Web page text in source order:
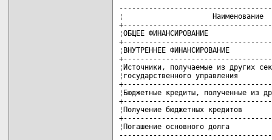
¦
¦ОБЩЕЕ ФИНАНСИРОВАНИЕ
¦ВНУТРЕННЕЕ
¦Источники, получаемые из
¦государственного
¦Бюджетные кредиты,
¦Получение бюджетных
¦Погашение основного долга